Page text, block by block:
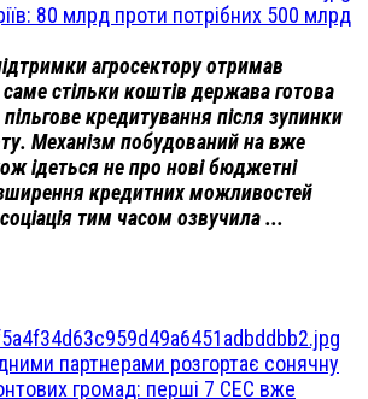
80 млрд проти потрібних 500 млрд
агросектору отримав
стільки коштів держава готова
кредитування після зупинки
Механізм побудований на вже
ідеться не про нові бюджетні
кредитних можливостей
тим часом озвучила ...
партнерами розгортає сонячну
громад: перші 7 СЕС вже